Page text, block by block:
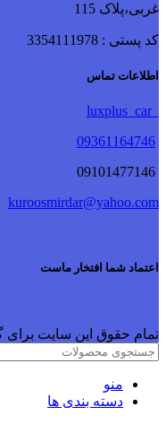
غربی،پلاک 115
کد پستی : 3354111978
اطلاعات تماس
09361164746
kuroosmirdar@yahoo.com
اعتماد شما افتخار ماست
تمام حقوق این سایت
منو
دسته بندی ها